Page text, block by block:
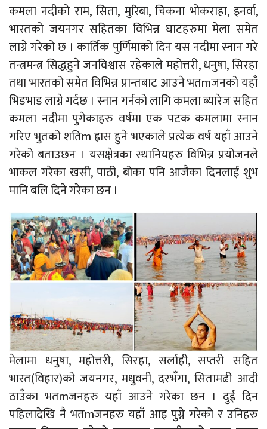
कमला नदीको राम, सिता, मुरिबा, चिकना भोकराहा, इनर्वा,
भारतको जयनगर सहितका विभिन्न घाटहरुमा मेला समेत
लाग्ने गरेको छ । कार्तिक पुर्णिमाको दिन यस नदीमा स्नान गरे
तन्त्रमन्त्र सिद्धहुने जनविश्वास रहेकाले महोत्तरी, धनुषा, सिरहा
तथा भारतको समेत विभिन्न प्रान्तबाट आउने भतmजनको यहाँ
भिडभाड लाग्ने गर्दछ । स्नान गर्नको लागि कमला ब्यारेज सहित
कमला नदीमा पुगेकाहरु वर्षमा एक पटक कमलामा स्नान
गरिए भुतको शतिm ह्रास हुने भएकाले प्रत्येक वर्ष यहाँ आउने
गरेको बताउछन । यसक्षेत्रका स्थानियहरु विभिन्न प्रयोजनले
भाकल गरेका खसी, पाठी, बोका पनि आजैका दिनलाई शुभ
मानि बलि दिने गरेका छन ।
मेलामा धनुषा, महोत्तरी, सिरहा, सर्लाही, सप्तरी सहित
भारत(विहार)को जयनगर, मधुवनी, दरभँगा, सितामढी आदी
ठाउँका भतmजनहरु यहाँ आउने गरेका छन । दुई दिन
पहिलादेखि नै भतmजनहरु यहाँ आइ पुुग्ने गरेको र उनिहरु